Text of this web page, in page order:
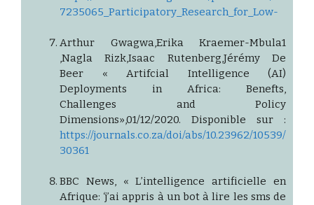
7235065_Participatory_Research_for_Low-
Arthur Gwagwa,Erika Kraemer-Mbula1
,Nagla Rizk,Isaac Rutenberg,Jérémy De
Beer « Artifcial Intelligence (AI)
Deployments in Africa: Benefts,
Challenges and Policy
Dimensions»,01/12/2020. Disponible sur :
https://journals.co.za/doi/abs/10.23962/10539/
30361
BBC News, « L’intelligence artificielle en
Afrique: ‘j’ai appris à un bot à lire les sms de